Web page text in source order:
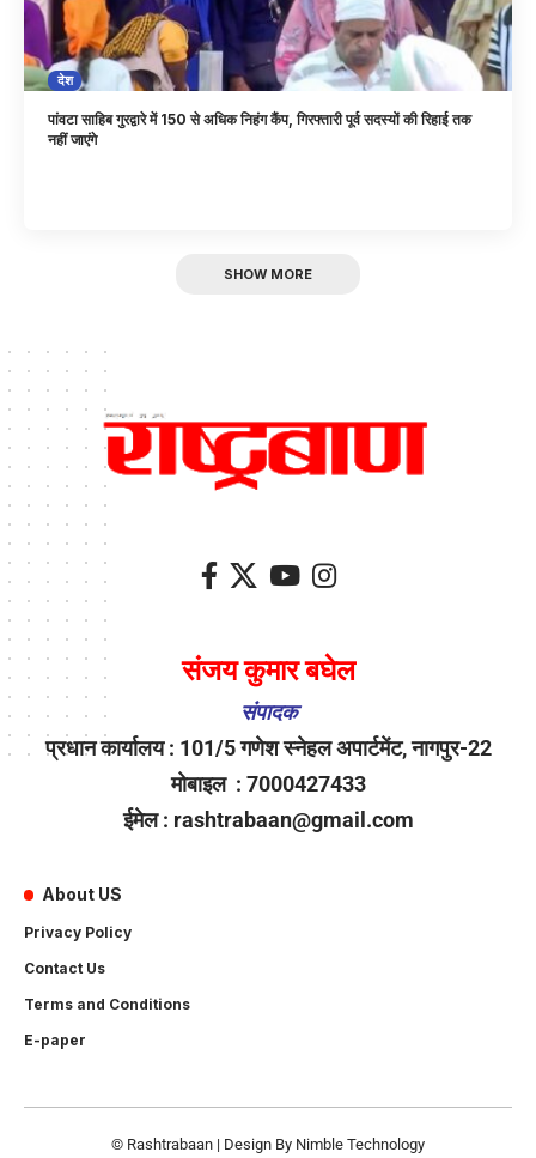
देश
पांवटा साहिब गुरद्वारे में 150 से अधिक निहंग कैंप, गिरफ्तारी पूर्व सदस्यों की रिहाई तक
नहीं जाएंगे
SHOW MORE
संजय कुमार बघेल
संपादक
प्रधान कार्यालय : 101/5 गणेश स्नेहल अपार्टमेंट, नागपुर-22
मोबाइल : 7000427433
ईमेल : rashtrabaan@gmail.com
About US
Privacy Policy
Contact Us
Terms and Conditions
E-paper
© Rashtrabaan | Design By Nimble Technology